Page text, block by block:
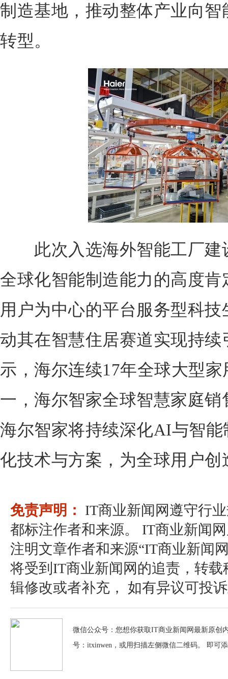
制造基地，推动整体产业向
转型。
此次入选海外智能工厂建
全球化智能制造能力的高度
用户为中心的平台服务型科
动其在智慧住居赛道实现持
示，海尔连续17年全球大型
一，海尔智家全球智慧家庭
海尔智家将持续深化AI与智
化技术与方案，为全球用户
免责声明：
IT商业新闻网遵守行
都标注作者和来源。 IT商业新闻
注明文章作者和来源“IT商业新闻
将受到IT商业新闻网的追责，转
辑修改或者补充， 如有异议可投
微信公众号：您想你获取IT商业新闻网最新原创
号：itxinwen，或用扫描左侧微信二维码。 即可